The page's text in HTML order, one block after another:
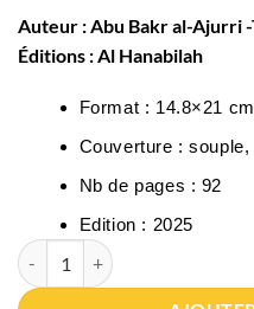
Auteur : Abu Bakr al-Ajurri
Éditions : Al Hanabilah
Format : 14.8×21 cm
Couverture : souple,
Nb de pages : 92
Edition : 2025
quantité de Les nobles